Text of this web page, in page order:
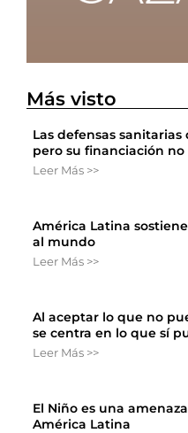
Más visto
Las defensas
pero su financiación no
Leer Más >>
América Latina
al mundo
Leer Más >>
Al aceptar lo que no
se centra en lo que sí
Leer Más >>
El Niño es una
América Latina